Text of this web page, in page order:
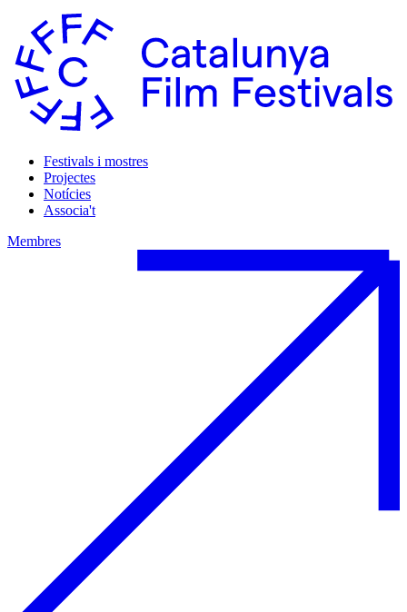
Festivals i mostres
Projectes
Notícies
Associa't
Membres